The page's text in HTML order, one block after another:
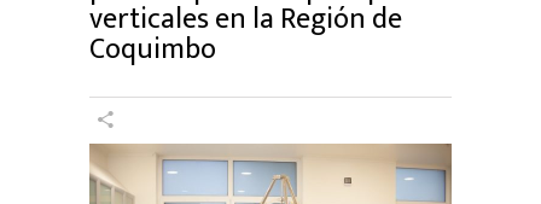
verticales en la Región de
Coquimbo